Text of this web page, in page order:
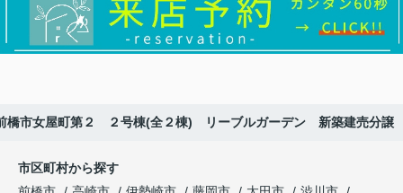
橋市女屋町第２ ２号棟(全２棟) リーブルガーデン 新築建売分譲
市区町村から探す